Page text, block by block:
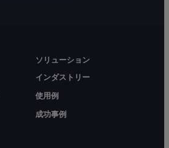
ソリューション
インダストリー
使用例
成功事例